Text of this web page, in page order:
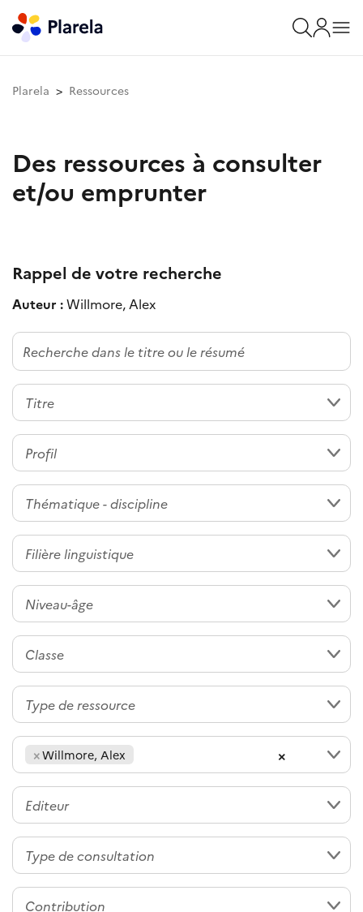
Plarela Ressources
Des ressources à consulter
et/ou emprunter
Rappel de votre recherche
Auteur :Willmore, Alex
×
×Willmore, Alex